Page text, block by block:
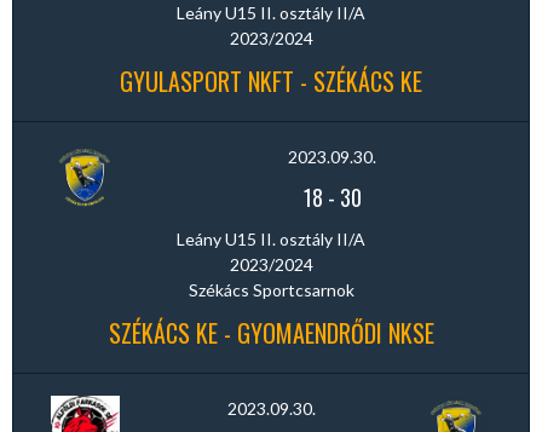
Leány U15 II. osztály II/A
2023/2024
GYULASPORT NKFT - SZÉKÁCS KE
2023.09.30.
18 - 30
Leány U15 II. osztály II/A
2023/2024
Székács Sportcsarnok
SZÉKÁCS KE - GYOMAENDRŐDI NKSE
2023.09.30.